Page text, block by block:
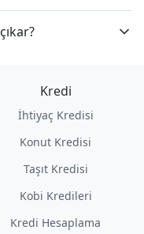
Kredi
İhtiyaç Kredisi
Konut Kredisi
Taşıt Kredisi
Kobi Kredileri
Kredi Hesaplama